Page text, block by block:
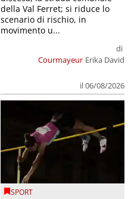
Courmayeur
di
Erika David
il 06/08/2026
della Val Ferret; si riduce lo
scenario di rischio, in
movimento u...
SPORT